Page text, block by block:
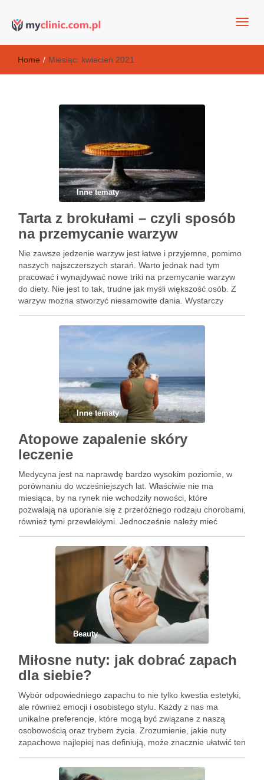
Kosmetyki antyoksydacyjne
Home / Miesiąc: kwiecień 2021
Inne tematy
Tarta z brokułami – czyli sposób
na przemycanie warzyw
Nie zawsze jedzenie warzyw jest łatwe i przyjemne, pomimo
naszych najszczerszych starań. Warto jednak nad tym
pracować i wynajdywać nowe triki na przemycanie warzyw
do diety. Nie jest to tak, trudne jak myśli większość osób. Z
warzyw można stworzyć niesamowite dania. Wystarczy
warzywną …
Inne tematy
Atopowe zapalenie skóry
leczenie
Medycyna jest na naprawdę bardzo wysokim poziomie, w
porównaniu do wcześniejszych lat. Właściwie nie ma
miesiąca, by na rynek nie wchodziły nowości, które
pozwalają na uporanie się z przeróżnego rodzaju chorobami,
również tymi przewlekłymi. Jednocześnie należy mieć
właściwie do końca życia …
Beauty
Miłosne nuty: jak dobrać zapach
dla siebie?
Wybór odpowiedniego zapachu to nie tylko kwestia estetyki,
ale również emocji i osobistego stylu. Każdy z nas ma
unikalne preferencje, które mogą być związane z naszą
osobowością oraz trybem życia. Zrozumienie, jakie nuty
zapachowe najlepiej nas definiują, może znacznie ułatwić ten
wpłynąć na …